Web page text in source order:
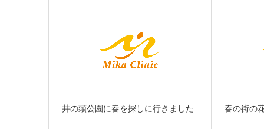
井の頭公園に春を探しに行きました 春の街の